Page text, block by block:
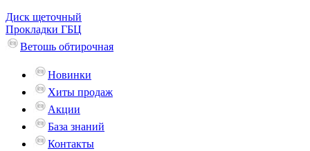
Диск щеточный
Прокладки ГБЦ
Ветошь обтирочная
Новинки
Хиты продаж
Акции
База знаний
Контакты